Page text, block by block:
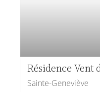
Résidence Vent
Sainte-Geneviève